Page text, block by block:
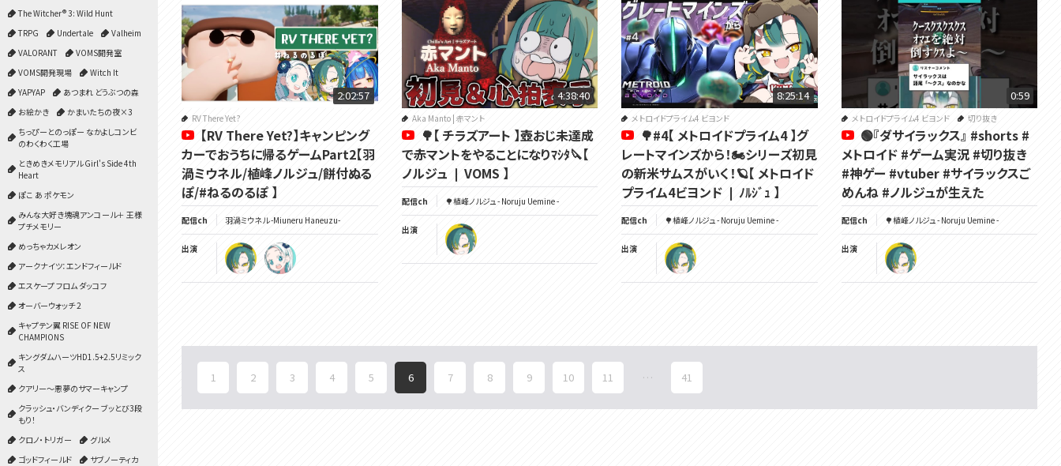
The Witcher® 3: Wild Hunt
TRPG
Undertale
Valheim
VALORANT
VOMS開発室
VOMS開発現場
Witch It
YAPYAP
あつまれ どうぶつの森
お絵かき
かまいたちの夜×3
ちっぴーとのっぽー なかよしコンビ
のわくわく工場
ときめきメモリアル Girl's Side 4th
Heart
ぽこ あ ポケモン
みんな大好き塊魂アンコール＋ 王様
プチメモリー
めっちゃカメレオン
アークナイツ：エンドフィールド
エスケープ フロム ダッコフ
オーバーウォッチ 2
キャプテン翼 RISE OF NEW
CHAMPIONS
キングダムハーツHD1.5+2.5リミック
ス
クアリー～悪夢のサマーキャンプ
クラッシュ・バンディクー ブッとび3段
もり！
クロノ・トリガー
グルメ
ゴッドフィールド
サブノーティカ
2:02:57
RV There Yet?
【RV There Yet?】キャンピング
カーでおうちに帰るゲームPart2【羽
渦ミウネル/植峰ノルジュ/餅付ぬる
ぽ/#ねるのるぽ 】
配信ch 羽渦ミウネル -Miuneru Haneuzu-
出演
4:38:40
Aka Manto | 赤マント
🌳【 チラズアート 】壺おじ未達成
で赤マントをやることになりﾏｼﾀ🔪【
ノルジュ ❘ VOMS 】
配信ch 🌳植峰ノルジュ - Noruju Uemine -
出演
8:25:14
メトロイドプライム4 ビヨンド
🌳#4【 メトロイドプライム4 】グ
レートマインズから！🏍️シリーズ初見
の新米サムスがいく！🪐【 メトロイド
プライム4ビヨンド ❘ ﾉﾙｼﾞｭ 】
配信ch 🌳植峰ノルジュ - Noruju Uemine -
出演
0:59
メトロイドプライム4 ビヨンド 切り抜き
🟢『ダサイラックス』 #shorts #
メトロイド #ゲーム実況 #切り抜き
#神ゲー #vtuber #サイラックスご
めんね #ノルジュが生えた
配信ch 🌳植峰ノルジュ - Noruju Uemine -
出演
1 2 3 4 5 6 7 8 9 10 11 … 41